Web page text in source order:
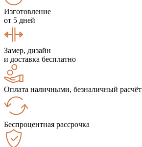
Изготовление
от 5 дней
Замер, дизайн
и доставка бесплатно
Оплата наличными, безналичный расчёт
Беспроцентная рассрочка